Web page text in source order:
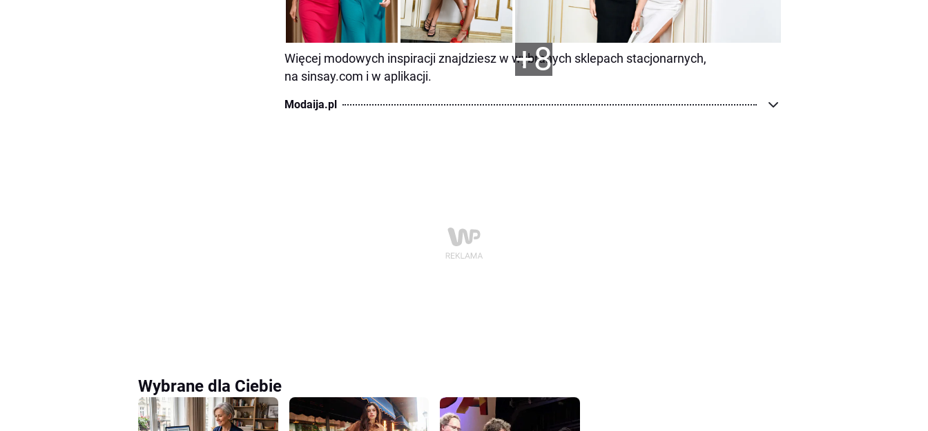
+8
Więcej modowych inspiracji znajdziesz w wybranych sklepach stacjonarnych,
na sinsay.com i w aplikacji.
Modaija.pl
Wybrane dla Ciebie